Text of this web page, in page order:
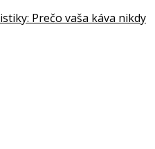
Prečo vaša káva nikdy